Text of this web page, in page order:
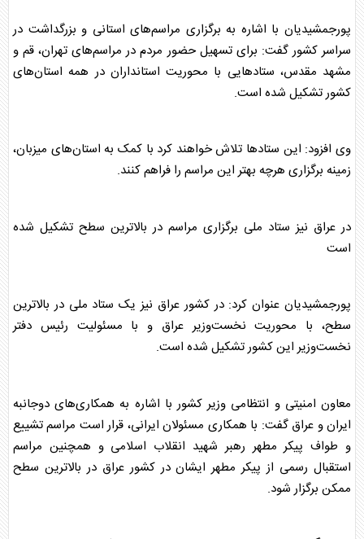
پورجمشیدیان با اشاره به برگزاری مراسم‌های استانی و بزرگداشت در
سراسر کشور گفت: برای تسهیل حضور مردم در مراسم‌های تهران، قم و
مشهد مقدس، ستادهایی با محوریت استانداران در همه استان‌های
کشور تشکیل شده است.
وی افزود: این ستادها تلاش خواهند کرد با کمک به استان‌های میزبان،
زمینه برگزاری هرچه بهتر این مراسم را فراهم کنند.
در عراق نیز ستاد ملی برگزاری مراسم در بالاترین سطح تشکیل شده
است
پورجمشیدیان عنوان کرد: در کشور عراق نیز یک ستاد ملی در بالاترین
سطح، با محوریت نخست‌وزیر عراق و با مسئولیت رئیس دفتر
نخست‌وزیر این کشور تشکیل شده است.
معاون امنیتی و انتظامی وزیر کشور با اشاره به همکاری‌های دوجانبه
ایران و عراق گفت: با همکاری مسئولان ایرانی، قرار است مراسم تشییع
و طواف پیکر مطهر رهبر شهید انقلاب اسلامی و همچنین مراسم
استقبال رسمی از پیکر مطهر ایشان در کشور عراق در بالاترین سطح
ممکن برگزار شود.